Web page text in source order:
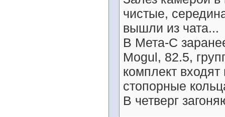
чистые,
вышли из чата...
В Мета-С
Mogul, 82.5,
комплект
стопорные
В четверг